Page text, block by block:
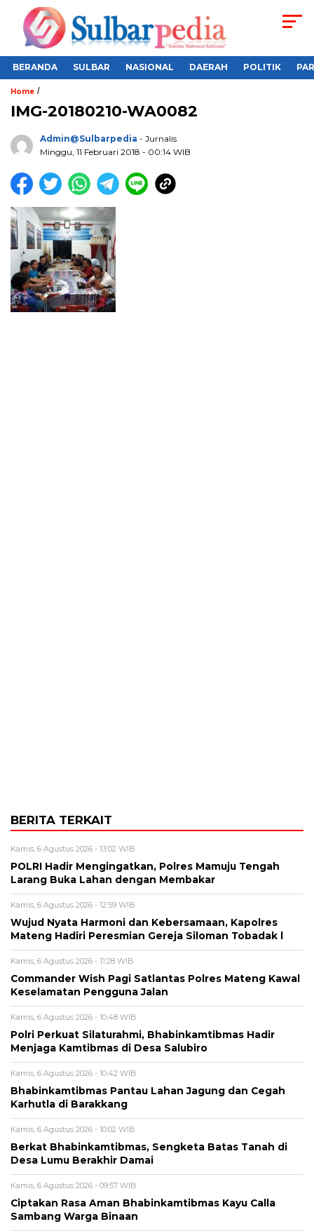
BERANDA SULBAR NASIONAL DAERAH POLITIK
Home /
IMG-20180210-WA0082
Admin@sulbarpedia - Jurnalis
Minggu, 11 Februari 2018 - 00:14 WIB
BERITA TERKAIT
Kamis, 6 Agustus 2026 - 13:02 WIB
POLRI Hadir Mengingatkan, Polres Mamuju Tengah
Larang Buka Lahan dengan Membakar
Kamis, 6 Agustus 2026 - 12:59 WIB
Wujud Nyata Harmoni dan Kebersamaan, Kapolres
Mateng Hadiri Peresmian Gereja Siloman Tobadak l
Kamis, 6 Agustus 2026 - 11:28 WIB
Commander Wish Pagi Satlantas Polres Mateng Kawal
Keselamatan Pengguna Jalan
Kamis, 6 Agustus 2026 - 10:48 WIB
Polri Perkuat Silaturahmi, Bhabinkamtibmas Hadir
Menjaga Kamtibmas di Desa Salubiro
Kamis, 6 Agustus 2026 - 10:42 WIB
Bhabinkamtibmas Pantau Lahan Jagung dan Cegah
Karhutla di Barakkang
Kamis, 6 Agustus 2026 - 10:02 WIB
Berkat Bhabinkamtibmas, Sengketa Batas Tanah di
Desa Lumu Berakhir Damai
Kamis, 6 Agustus 2026 - 09:57 WIB
Ciptakan Rasa Aman Bhabinkamtibmas Kayu Calla
Sambang Warga Binaan